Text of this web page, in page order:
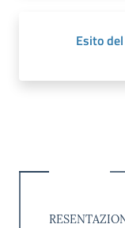
Esito